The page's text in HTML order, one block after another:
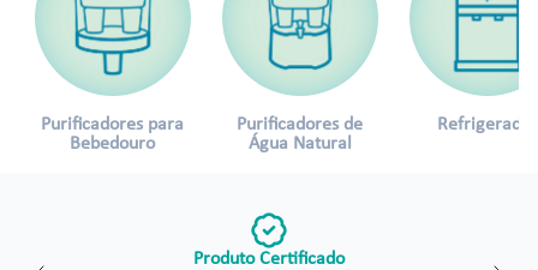
Purificadores para
Bebedouro
Purificadores de
Água Natural
Refrigerados
Produto Certificado